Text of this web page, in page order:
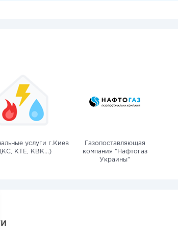
услуги г.Киев
КТЕ, КВК...)
Газопоставляющая
компания "Нафтогаз
Украины"